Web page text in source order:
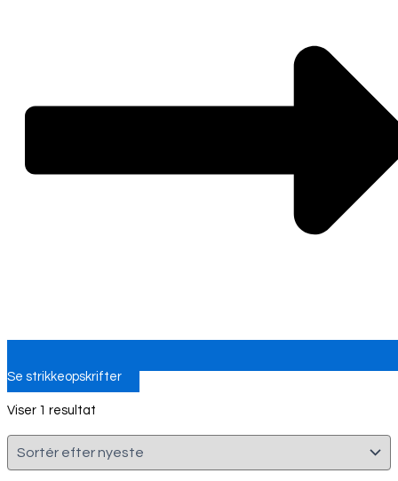
Se strikkeopskrifter
Viser 1 resultat